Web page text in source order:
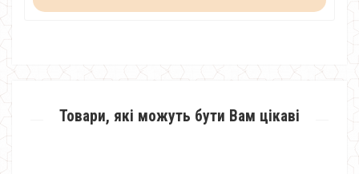
Товари, які можуть бути Вам цікаві